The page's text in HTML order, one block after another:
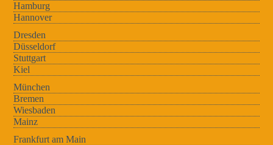
Hamburg
Hannover
Dresden
Düsseldorf
Stuttgart
Kiel
München
Bremen
Wiesbaden
Mainz
Frankfurt am Main